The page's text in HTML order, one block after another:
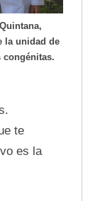
la unidad de
congénitas.
te
es la